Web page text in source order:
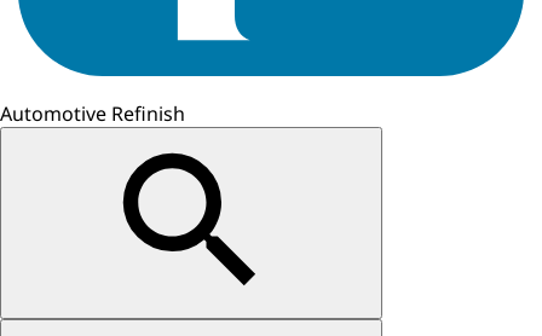
Automotive Refinish